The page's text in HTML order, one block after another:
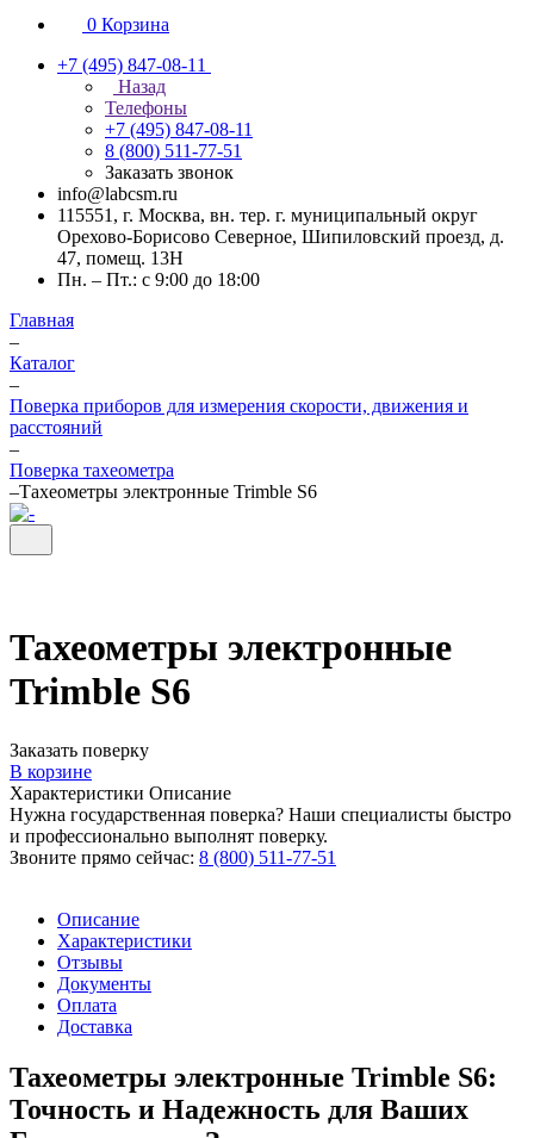
0 Корзина
+7 (495) 847-08-11
Назад
Телефоны
+7 (495) 847-08-11
8 (800) 511-77-51
Заказать звонок
info@labcsm.ru
115551, г. Москва, вн. тер. г. муниципальный округ
Орехово-Борисово Северное, Шипиловский проезд, д.
47, помещ. 13Н
Пн. – Пт.: с 9:00 до 18:00
Главная
–
Каталог
–
Поверка приборов для измерения скорости, движения и
расстояний
–
Поверка тахеометра
–Тахеометры электронные Trimble S6
Тахеометры электронные
Trimble S6
Заказать поверку
В корзине
Характеристики Описание
Нужна государственная поверка? Наши специалисты быстро
и профессионально выполнят поверку.
Звоните прямо сейчас: 8 (800) 511-77-51
Описание
Характеристики
Отзывы
Документы
Оплата
Доставка
Тахеометры электронные Trimble S6:
Точность и Надежность для Ваших